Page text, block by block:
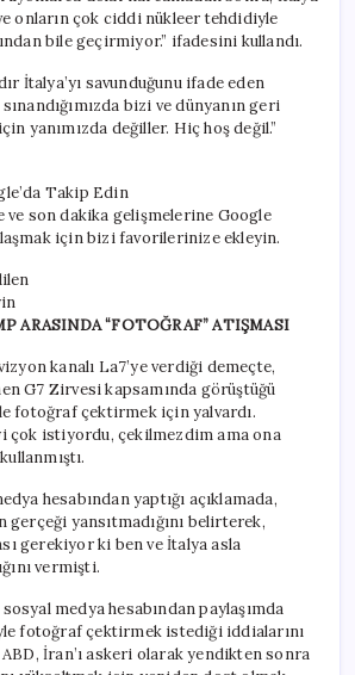
onların çok ciddi nükleer tehdidiyle
bile geçirmiyor.” ifadesini kullandı.
İtalya’yı savunduğunu ifade eden
bizi ve dünyanın geri
yanımızda değiller. Hiç hoş değil.”
Takip Edin
ve son dakika gelişmelerine Google
için bizi favorilerinize ekleyin.
ARASINDA “FOTOĞRAF” ATIŞMASI
kanalı La7’ye verdiği demeçte,
G7 Zirvesi kapsamında görüştüğü
fotoğraf çektirmek için yalvardı.
çok istiyordu, çekilmezdim ama ona
hesabından yaptığı açıklamada,
gerçeği yansıtmadığını belirterek,
gerekiyor ki ben ve İtalya asla
vermişti.
medya hesabından paylaşımda
fotoğraf çektirmek istediği iddialarını
İran’ı askeri olarak yendikten sonra